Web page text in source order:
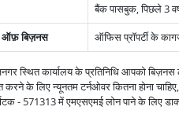
बैंक पासबुक, पिछले 3
ऑफ़ बिज़नस
ऑफिस प्रॉपर्टी के
स्थित कार्यालय के प्रतिनिधि आपको
करने के लिए न्यूनतम टर्नओवर कितना होना
- 571313 में एमएसएमई लोन पाने के लिए